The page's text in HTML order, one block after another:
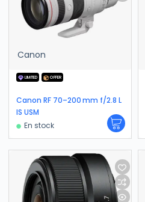
Canon
LIMITED OFFER
Canon RF 70–200 mm f/2.8 L
IS USM
En stock